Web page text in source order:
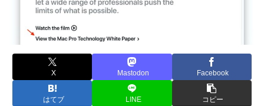
X Mastodon Facebook
はてブ LINE コピー